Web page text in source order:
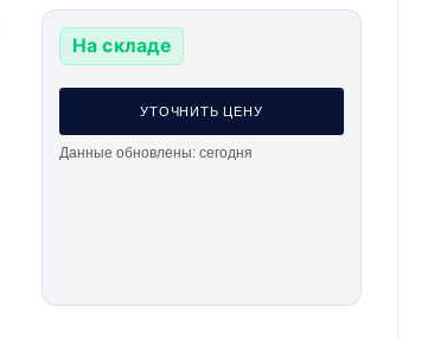
На складе
УТОЧНИТЬ ЦЕНУ
Данные обновлены: сегодня